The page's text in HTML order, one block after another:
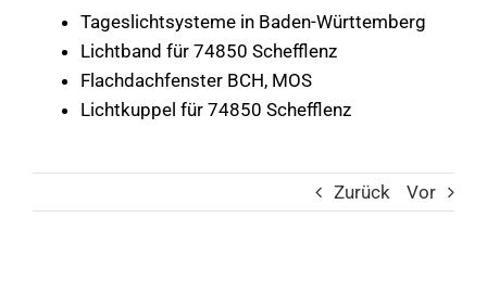
Tageslichtsysteme in Baden-Württemberg
Lichtband für 74850 Schefflenz
Flachdachfenster BCH, MOS
Lichtkuppel für 74850 Schefflenz
Zurück Vor